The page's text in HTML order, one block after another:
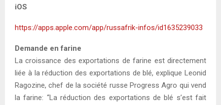
iOS
https://apps.apple.com/app/russafrik-infos/id1635239033
Demande en farine
La croissance des exportations de farine est directement
liée à la réduction des exportations de blé, explique Leonid
Ragozine, chef de la société russe Progress Agro qui vend
la farine: “La réduction des exportations de blé s’est fait